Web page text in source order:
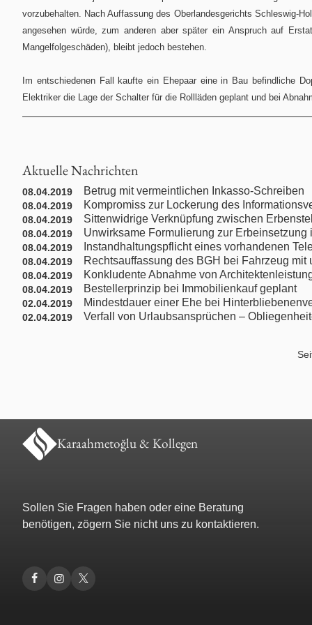
Internationales Privatrecht
Internationales Wirtschaftsrecht
Jugendstrafrecht
Kündigungsschutzrecht
Maklerrecht
Medienrecht
Mitbestimmungs- / Betriebsverfassungsrecht
Presserecht
Scheidungsrecht
Türkisches Wirtschaftsrecht
vorzubehalten. Nach Auffassung des Oberlandesgerichts Schleswig-
angesehen würde, zum anderen aber später ein Anspruch auf
Mangelfolgeschäden), bleibt jedoch bestehen.
Im entschiedenen Fall kaufte ein Ehepaar eine in Bau befindliche
Elektriker die Lage der Schalter für die Rollläden geplant und bei
Aktuelle Nachrichten
08.04.2019 Betrug mit vermeintlichen Inkasso-Schreiben
08.04.2019 Kompromiss zur Lockerung des
08.04.2019 Sittenwidrige Verknüpfung zwischen
08.04.2019 Unwirksame Formulierung zur Erbeinsetzung
08.04.2019 Instandhaltungspflicht eines vorhandenen
08.04.2019 Rechtsauffassung des BGH bei Fahrzeug
08.04.2019 Konkludente Abnahme von
08.04.2019 Bestellerprinzip bei Immobilienkauf geplant
02.04.2019 Mindestdauer einer Ehe bei
02.04.2019 Verfall von Urlaubsansprüchen –
Karaahmetoğlu & Kollegen
Sollen Sie Fragen haben oder eine Beratung
benötigen, zögern Sie nicht uns zu kontaktieren.